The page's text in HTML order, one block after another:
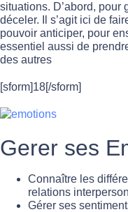
situations. D’abord, pour
déceler. Il s’agit ici de
pouvoir anticiper, pour
essentiel aussi de
des autres
[sform]18[/sform]
Gerer ses
Connaître les
relations
Gérer ses